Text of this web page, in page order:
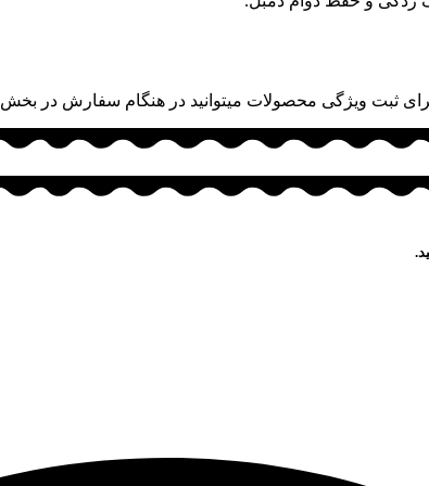
ثبت ویژگی محصولات میتوانید در هنگام سفارش در بخش